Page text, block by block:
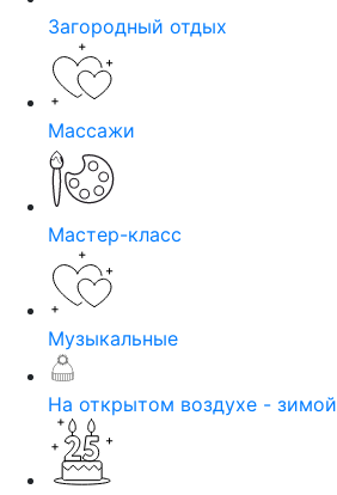
Загородный отдых
Массажи
Мастер-класс
Музыкальные
На открытом воздухе - зимой